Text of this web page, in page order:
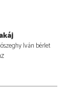
Iván bérlet